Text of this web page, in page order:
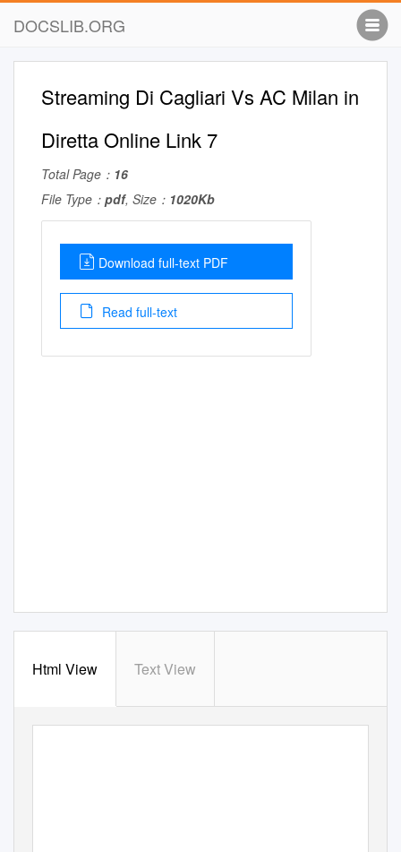
DOCSLIB.ORG
Streaming Di Cagliari Vs AC Milan in
Diretta Online Link 7
Total Page： 16
File Type： pdf, Size： 1020Kb
Download full-text PDF
Read full-text
Html View Text View